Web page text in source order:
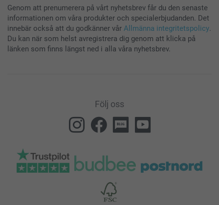
Genom att prenumerera på vårt nyhetsbrev får du den senaste
informationen om våra produkter och specialerbjudanden. Det
innebär också att du godkänner vår Allmänna integritetspolicy.
Du kan när som helst avregistrera dig genom att klicka på
länken som finns längst ned i alla våra nyhetsbrev.
Följ oss